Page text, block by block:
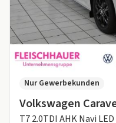
Volkswagen
Nur Gewerbekunden